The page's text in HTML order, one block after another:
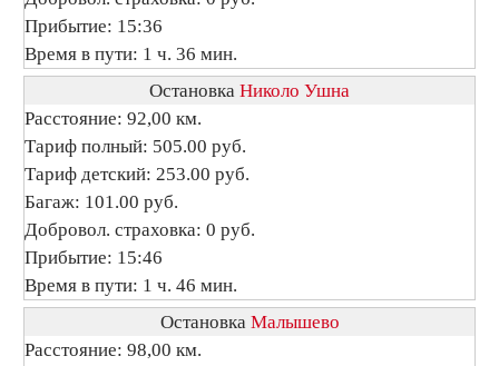
Прибытие: 15:36
Время в пути: 1 ч. 36 мин.
Остановка Николо Ушна
Расстояние: 92,00 км.
Тариф полный: 505.00 руб.
Тариф детский: 253.00 руб.
Багаж: 101.00 руб.
Добровол. страховка: 0 руб.
Прибытие: 15:46
Время в пути: 1 ч. 46 мин.
Остановка Малышево
Расстояние: 98,00 км.